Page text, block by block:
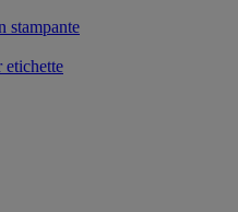
stampante
etichette